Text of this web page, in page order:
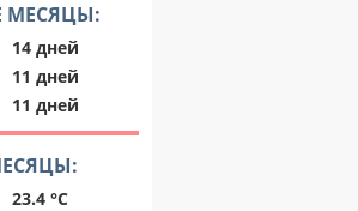
МЕСЯЦЫ:
14 дней
11 дней
11 дней
23.4 °C